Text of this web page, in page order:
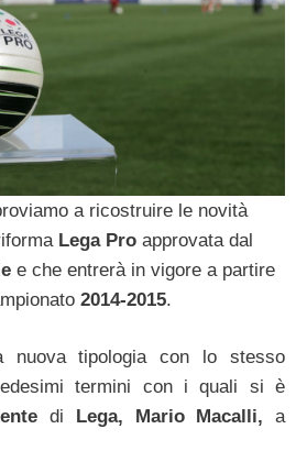
a ricostruire le novità
Lega Pro approvata dal
e che entrerà in vigore a partire
2014-2015.
nuova tipologia con lo stesso
termini con i quali si è
di Lega, Mario Macalli, a